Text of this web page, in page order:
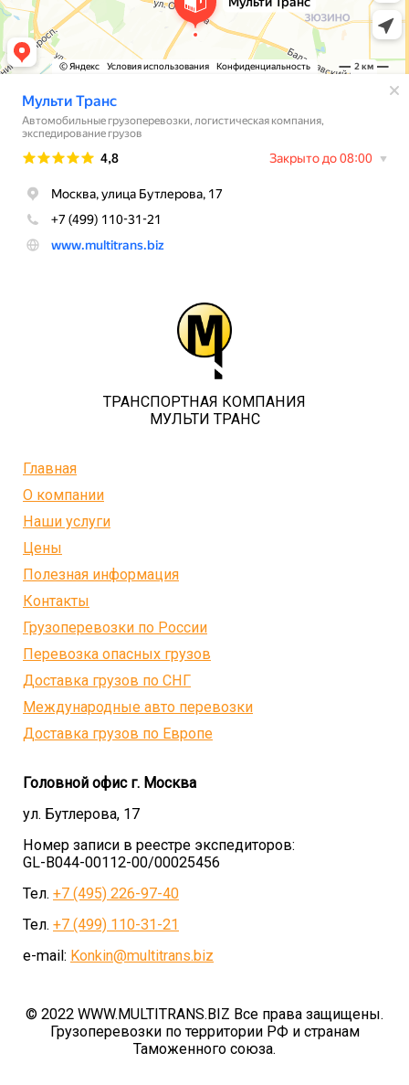
ТРАНСПОРТНАЯ КОМПАНИЯ
МУЛЬТИ ТРАНС
Главная
О компании
Наши услуги
Цены
Полезная информация
Контакты
Грузоперевозки по России
Перевозка опасных грузов
Доставка грузов по СНГ
Международные авто перевозки
Доставка грузов по Европе
Головной офис г. Москва
ул. Бутлерова, 17
Номер записи в реестре экспедиторов:
GL-B044-00112-00/00025456
Тел. +7 (495) 226-97-40
Тел. +7 (499) 110-31-21
e-mail: Konkin@multitrans.biz
© 2022 WWW.MULTITRANS.BIZ Все права защищены.
Грузоперевозки по территории РФ и странам
Таможенного союза.